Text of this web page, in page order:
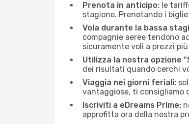
Prenota in anticipo: le
stagione. Prenotando i
Vola durante la bassa
compagnie aeree tendono
sicuramente voli a prezzi
Utilizza la nostra opzione
dei risultati quando cerchi
Viaggia nei giorni feriali:
vantaggiose, ti consigliamo
Iscriviti a eDreams Prime:
approfitta ora della nostra